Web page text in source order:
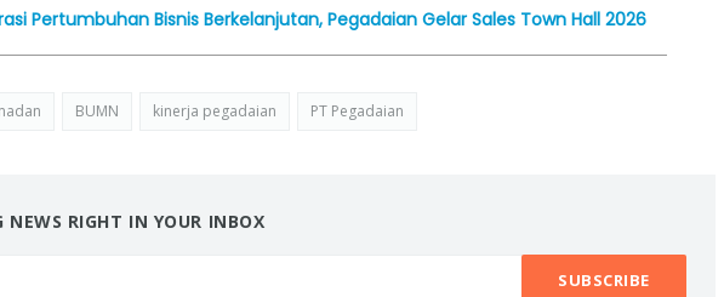
Pertumbuhan Bisnis Berkelanjutan, Pegadaian Gelar Sales Town Hall 2026
BUMN kinerja pegadaian PT Pegadaian
RIGHT IN YOUR INBOX